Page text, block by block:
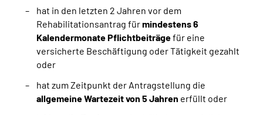
hat in den letzten 2 Jahren vor dem
Rehabilitationsantrag fürmindestens 6
Kalendermonate Pflichtbeiträgefür eine
versicherte Beschäftigung oder Tätigkeit gezahlt
oder
hat zum Zeitpunkt der Antragstellung die
allgemeine Wartezeit von 5 Jahren erfüllt oder